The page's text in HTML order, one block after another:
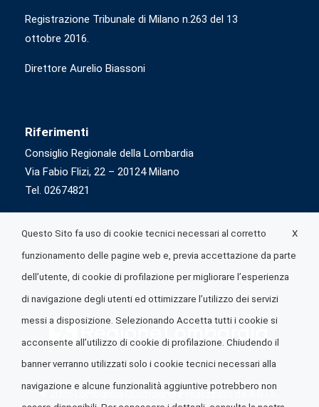
Registrazione Tribunale di Milano n.263 del 13
ottobre 2016.
Direttore Aurelio Biassoni
Riferimenti
Consiglio Regionale della Lombardia
Via Fabio Flizi, 22 – 20124 Milano
Tel. 02674821
© 2026 Lombardia Quotidiano è realizzato daA.R.I.A.
X
Questo Sito fa uso di cookie tecnici necessari al corretto
funzionamento delle pagine web e, previa accettazione da parte
dell’utente, di cookie di profilazione per migliorare l’esperienza
di navigazione degli utenti ed ottimizzare l’utilizzo dei servizi
messi a disposizione. Selezionando Accetta tutti i cookie si
acconsente all’utilizzo di cookie di profilazione. Chiudendo il
banner verranno utilizzati solo i cookie tecnici necessari alla
navigazione e alcune funzionalità aggiuntive potrebbero non